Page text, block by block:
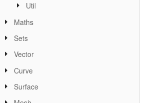
Util
Maths
Sets
Vector
Curve
Surface